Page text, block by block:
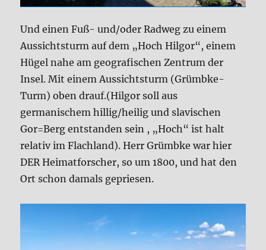
Und einen Fuß- und/oder Radweg zu einem
Aussichtsturm auf dem „Hoch Hilgor“, einem
Hügel nahe am geografischen Zentrum der
Insel. Mit einem Aussichtsturm (Grümbke-
Turm) oben drauf.(Hilgor soll aus
germanischem hillig/heilig und slavischen
Gor=Berg entstanden sein , „Hoch“ ist halt
relativ im Flachland). Herr Grümbke war hier
DER Heimatforscher, so um 1800, und hat den
Ort schon damals gepriesen.